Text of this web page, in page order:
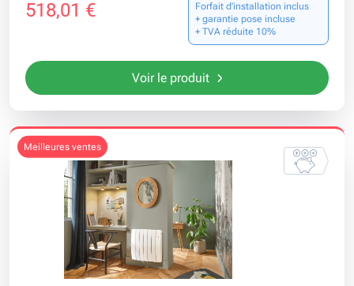
518,01 €
Forfait d’installation inclus
+ garantie pose incluse
+ TVA réduite 10%
Voir le produit
meilleures ventes